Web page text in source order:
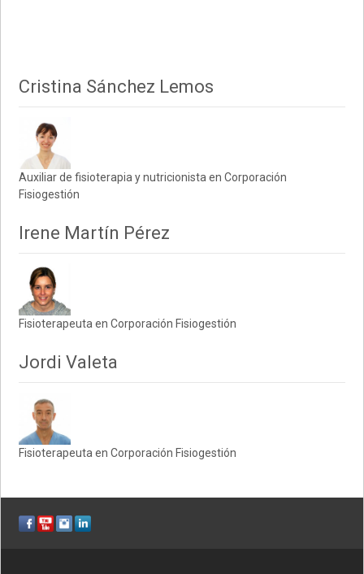
Cristina Sánchez Lemos
Auxiliar de fisioterapia y nutricionista en Corporación
Fisiogestión
Irene Martín Pérez
Fisioterapeuta en Corporación Fisiogestión
Jordi Valeta
Fisioterapeuta en Corporación Fisiogestión